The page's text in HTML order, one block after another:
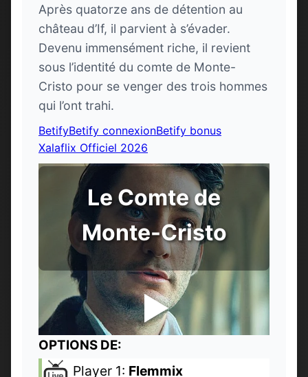
Après quatorze ans de détention au
château d’If, il parvient à s’évader.
Devenu immensément riche, il revient
sous l’identité du comte de Monte-
Cristo pour se venger des trois hommes
qui l’ont trahi.
BetifyBetify connexionBetify bonus
Xalaflix Officiel 2026
Le Comte de
Monte-Cristo
OPTIONS DE:
Player 1: Flemmix